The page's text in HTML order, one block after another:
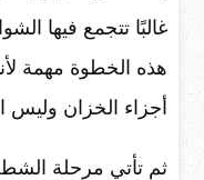
غالبًا تتجمع فيها
هذه الخطوة مهمة
أجزاء الخزان وليس
ثم تأتي مرحلة